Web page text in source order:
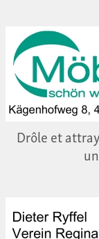
Drôle et